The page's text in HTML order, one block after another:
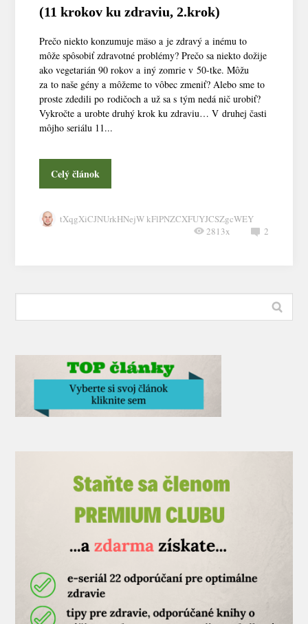
(11 krokov ku zdraviu, 2.krok)
Prečo niekto konzumuje mäso a je zdravý a inému to
môže spôsobiť zdravotné problémy? Prečo sa niekto dožije
ako vegetarián 90 rokov a iný zomrie v 50-tke. Môžu
za to naše gény a môžeme to vôbec zmeniť? Alebo sme to
proste zdedili po rodičoch a už sa s tým nedá nič urobiť?
Vykročte a urobte druhý krok ku zdraviu… V druhej časti
môjho seriálu 11...
Celý článok
tXqgXiCJNUrkHNejW kFlPNZCXFUYJCSZgcWEY
2
2813x